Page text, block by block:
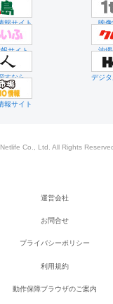
報サイト 映
サイト 沖
すなら デジ
報サイト
Co., Ltd. All Rights
運営会社
お問合せ
プライバシーポリシー
利用規約
動作保障ブラウザのご案内